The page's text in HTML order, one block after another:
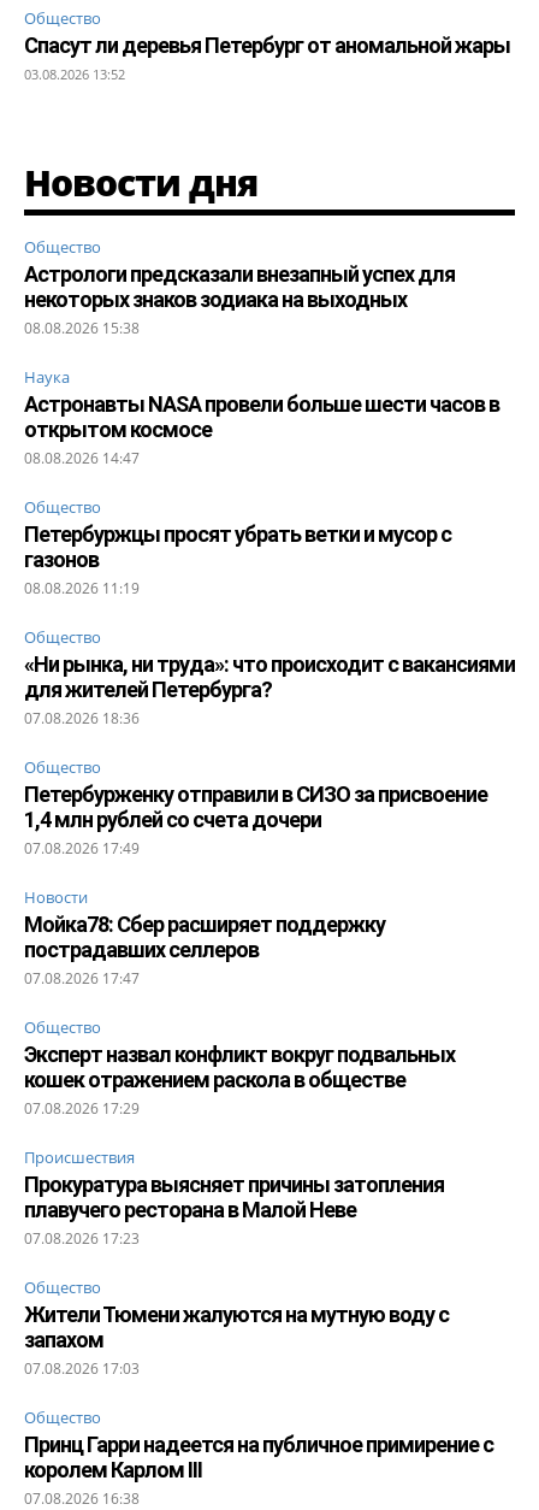
Общество
Спасут ли деревья Петербург от аномальной жары
03.08.2026 13:52
Новости дня
Общество
Астрологи предсказали внезапный успех для
некоторых знаков зодиака на выходных
08.08.2026 15:38
Наука
Астронавты NASA провели больше шести часов в
открытом космосе
08.08.2026 14:47
Общество
Петербуржцы просят убрать ветки и мусор с
газонов
08.08.2026 11:19
Общество
«Ни рынка, ни труда»: что происходит с вакансиями
для жителей Петербурга?
07.08.2026 18:36
Общество
Петербурженку отправили в СИЗО за присвоение
1,4 млн рублей со счета дочери
07.08.2026 17:49
Новости
Мойка78: Сбер расширяет поддержку
пострадавших селлеров
07.08.2026 17:47
Общество
Эксперт назвал конфликт вокруг подвальных
кошек отражением раскола в обществе
07.08.2026 17:29
Происшествия
Прокуратура выясняет причины затопления
плавучего ресторана в Малой Неве
07.08.2026 17:23
Общество
Жители Тюмени жалуются на мутную воду с
запахом
07.08.2026 17:03
Общество
Принц Гарри надеется на публичное примирение с
королем Карлом III
07.08.2026 16:38